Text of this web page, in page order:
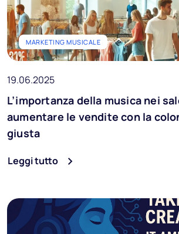
MARKETING MUSICALE
19.06.2025
L’importanza della musica nei
aumentare le vendite con la
giusta
Leggi tutto